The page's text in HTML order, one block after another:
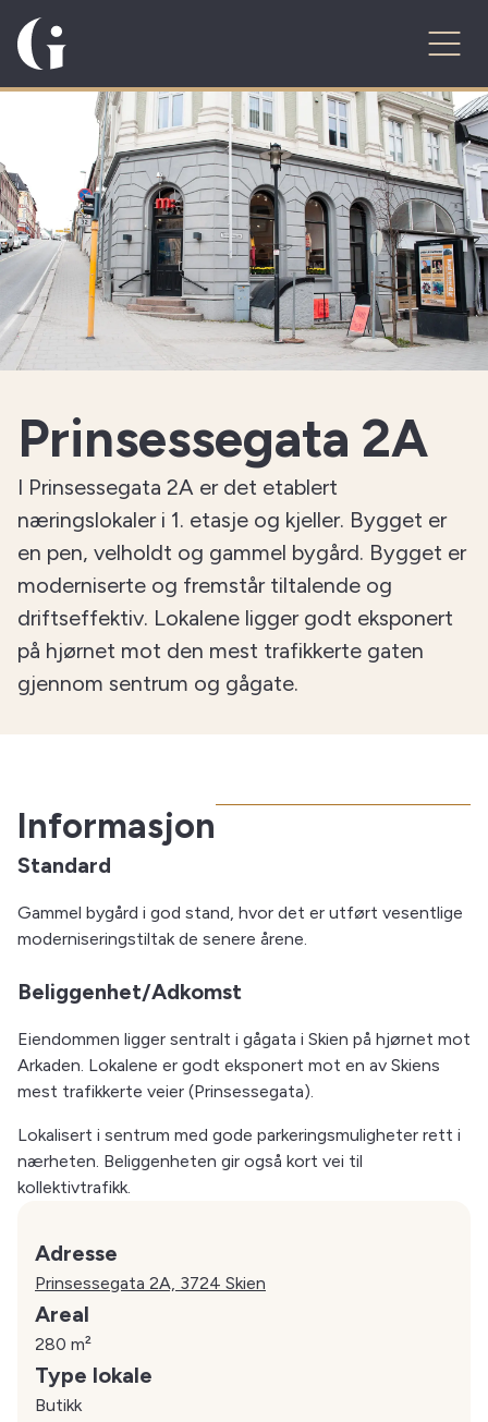
Prinsessegata 2A
I Prinsessegata 2A er det etablert
næringslokaler i 1. etasje og kjeller. Bygget er
en pen, velholdt og gammel bygård. Bygget er
moderniserte og fremstår tiltalende og
driftseffektiv. Lokalene ligger godt eksponert
på hjørnet mot den mest trafikkerte gaten
gjennom sentrum og gågate.
Informasjon
Standard
Gammel bygård i god stand, hvor det er utført vesentlige
moderniseringstiltak de senere årene.
Beliggenhet/Adkomst
Eiendommen ligger sentralt i gågata i Skien på hjørnet mot
Arkaden. Lokalene er godt eksponert mot en av Skiens
mest trafikkerte veier (Prinsessegata).
Lokalisert i sentrum med gode parkeringsmuligheter rett i
nærheten. Beliggenheten gir også kort vei til
kollektivtrafikk.
Adresse
Prinsessegata 2A, 3724 Skien
Areal
280 m²
Type lokale
Butikk